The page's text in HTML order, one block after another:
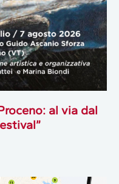
al via dal